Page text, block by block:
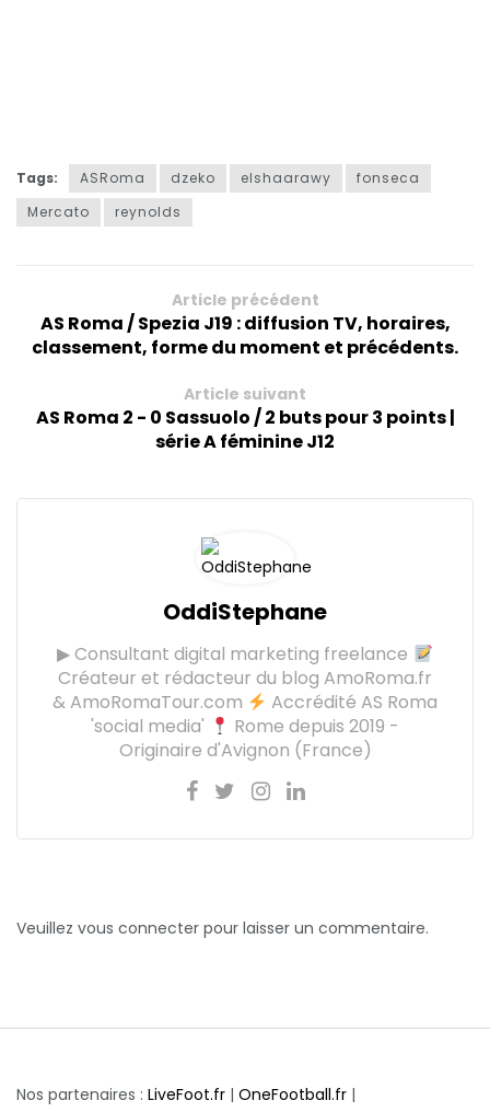
Tags: ASRoma dzeko elshaarawy
fonseca
Mercato
reynolds
Article précédent
AS Roma / Spezia J19 : diffusion TV, horaires,
classement, forme du moment et précédents.
Article suivant
AS Roma 2 - 0 Sassuolo / 2 buts pour 3 points |
série A féminine J12
OddiStephane
▶ Consultant digital marketing freelance
Créateur et rédacteur du blog AmoRoma.fr
& AmoRomaTour.com
Accrédité AS Roma
'social media'
Rome depuis 2019 -
Originaire d'Avignon (France)
Veuillez vous connecter pour laisser un commentaire.
Nos partenaires : LiveFoot.fr | OneFootball.fr |